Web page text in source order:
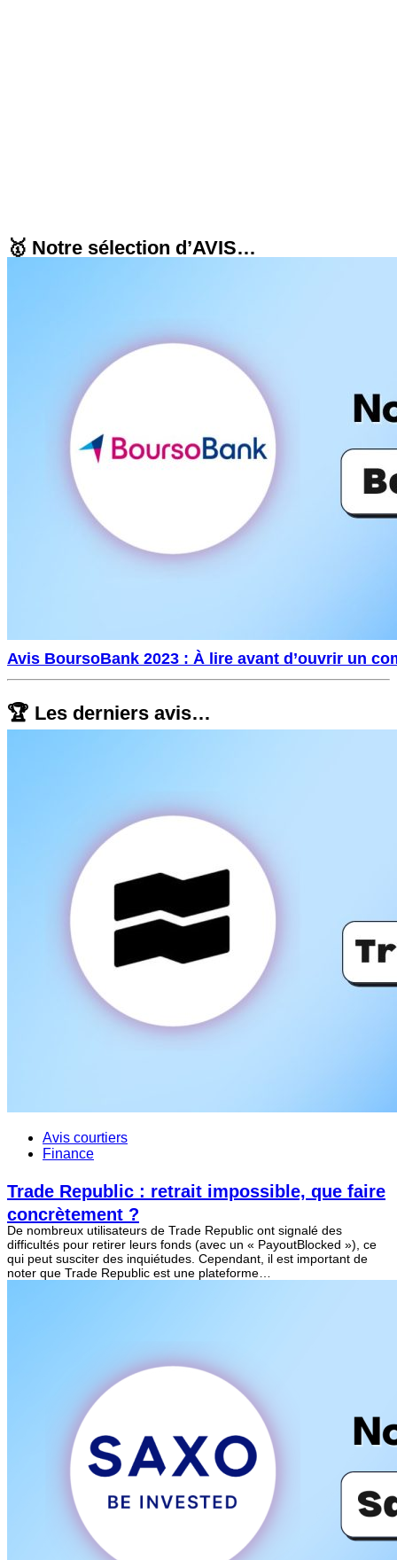
🥇 Notre sélection d’AVIS…
Avis BoursoBank 2023 : À lire avant d’ouvrir un
🏆 Les derniers avis…
Avis courtiers
Finance
Trade Republic : retrait impossible, que faire
concrètement ?
​De nombreux utilisateurs de Trade Republic ont signalé des
difficultés pour retirer leurs fonds (avec un « PayoutBlocked »), ce
qui peut susciter des inquiétudes. Cependant, il est important de
noter que Trade Republic est une plateforme…